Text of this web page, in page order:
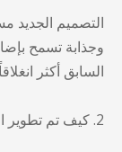
التصميم الجديد
وجذابة تسمح
السابق أكثر
2. كيف تم تطوير التصميم الجديد؟